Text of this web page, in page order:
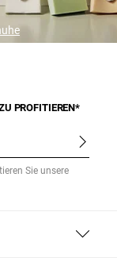
PROFITIEREN*
Sie unsere